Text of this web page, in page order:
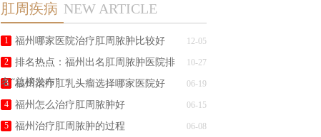
肛周疾病 NEW ARTICLE
12-05
1 福州哪家医院治疗肛周脓肿比较好
10-27
2 排名热点：福州出名肛周脓肿医院排
名“总榜发布” 06-19
3 福州治疗肛乳头瘤选择哪家医院好
06-15
4 福州怎么治疗肛周脓肿好
06-08
5 福州治疗肛周脓肿的过程